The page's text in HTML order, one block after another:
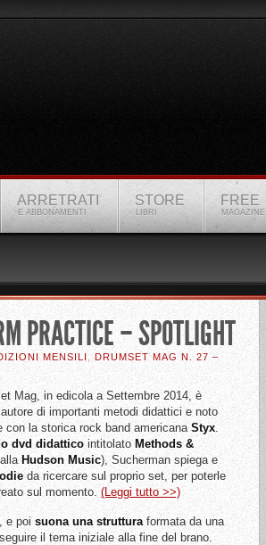
ARRETRATI
E ABBONAMENTI
STORE
LIBRI
FREE
MAGAZINE
PRACTICE – SPOTLIGHT
MENSILI ,DRUMSET MAG N. 27 –
Mag, in edicola a Settembre 2014, è
di importanti metodi didattici e noto
con la storica rock band americana Styx.
dvd didatticointitolato Methods &
Hudson Music), Sucherman spiega e
da ricercare sul proprio set, per poterle
sul momento. (Leggi tutto >>)
e poisuona una strutturaformata da una
il tema iniziale alla fine del brano.